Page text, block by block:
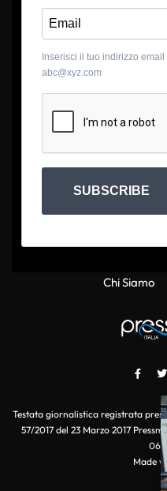
Inserisci il tuo indirizzo
abc@xyz.com
SUBSCRIBE
Chi Siamo
Testata giornalistica registrata
57/2017 del 23 Marzo 2017
Made